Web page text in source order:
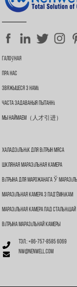
Галоўная
Пра Нас
Звяжыцеся З Намі
Часта Задаваныя Пытанні
Мы Наймаем（人才引进）
Халадзільнік Для Вітрын Мяса
Шкляная Маразільная Камера
Вітрына Для Марожанага Ў
Маразільная Камера З Пад'ёмнікам
Маразільная Камера Пад Стальніцай
Вітрына Маразільнай Камеры
Тэл.: +86-757-8585 6069
nw@nenwell.com